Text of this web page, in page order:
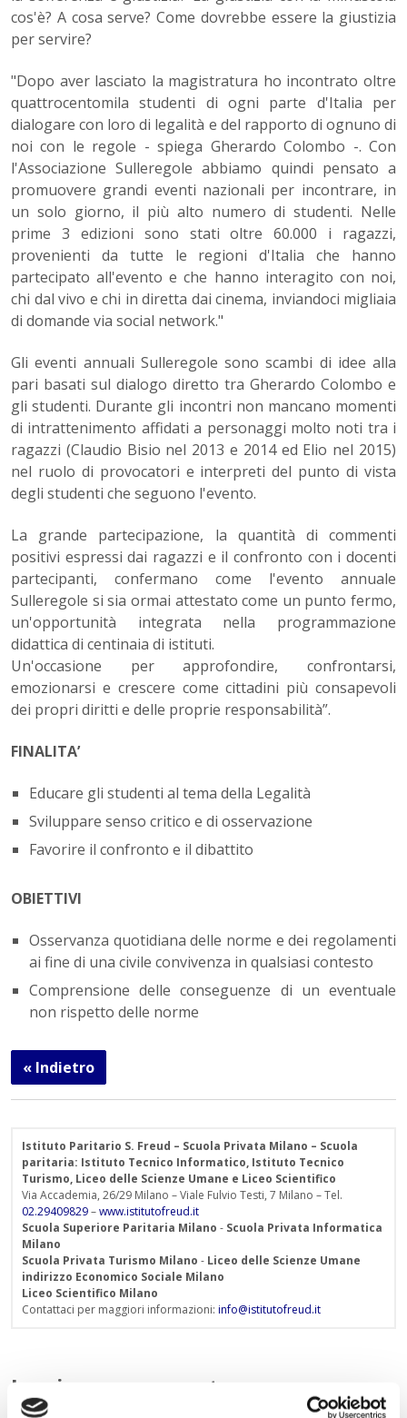
cos'è? A cosa serve? Come dovrebbe essere la giustizia
per servire?
"Dopo aver lasciato la magistratura ho incontrato oltre
quattrocentomila studenti di ogni parte d'Italia per
dialogare con loro di legalità e del rapporto di ognuno di
noi con le regole - spiega Gherardo Colombo -. Con
l'Associazione Sulleregole abbiamo quindi pensato a
promuovere grandi eventi nazionali per incontrare, in
un solo giorno, il più alto numero di studenti. Nelle
prime 3 edizioni sono stati oltre 60.000 i ragazzi,
provenienti da tutte le regioni d'Italia che hanno
partecipato all'evento e che hanno interagito con noi,
chi dal vivo e chi in diretta dai cinema, inviandoci migliaia
di domande via social network."
Gli eventi annuali Sulleregole sono scambi di idee alla
pari basati sul dialogo diretto tra Gherardo Colombo e
gli studenti. Durante gli incontri non mancano momenti
di intrattenimento affidati a personaggi molto noti tra i
ragazzi (Claudio Bisio nel 2013 e 2014 ed Elio nel 2015)
nel ruolo di provocatori e interpreti del punto di vista
degli studenti che seguono l'evento.
La grande partecipazione, la quantità di commenti
positivi espressi dai ragazzi e il confronto con i docenti
partecipanti, confermano come l'evento annuale
Sulleregole si sia ormai attestato come un punto fermo,
un'opportunità integrata nella programmazione
didattica di centinaia di istituti.
Un'occasione per approfondire, confrontarsi,
emozionarsi e crescere come cittadini più consapevoli
dei propri diritti e delle proprie responsabilità”.
FINALITA’
Educare gli studenti al tema della Legalità
Sviluppare senso critico e di osservazione
Favorire il confronto e il dibattito
OBIETTIVI
Osservanza quotidiana delle norme e dei regolamenti
ai fine di una civile convivenza in qualsiasi contesto
Comprensione delle conseguenze di un eventuale
non rispetto delle norme
« Indietro
Istituto Paritario S. Freud – Scuola Privata Milano – Scuola
paritaria: Istituto Tecnico Informatico, Istituto Tecnico
Turismo, Liceo delle Scienze Umane e Liceo Scientifico
Via Accademia, 26/29 Milano – Viale Fulvio Testi, 7 Milano – Tel.
02.29409829–www.istitutofreud.it
Scuola Superiore Paritaria Milano - Scuola Privata Informatica
Milano
Scuola Privata Turismo Milano - Liceo delle Scienze Umane
indirizzo Economico Sociale Milano
Liceo Scientifico Milano
Contattaci per maggiori informazioni: info@istitutofreud.it
Lascia un commento